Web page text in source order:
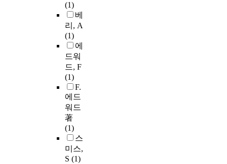
(1)
베
리, A
(1)
에
드워
드, F
(1)
F.
에드
워드
著
(1)
스
미스,
S (1)